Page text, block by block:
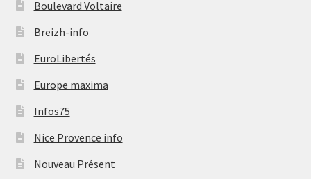
Boulevard Voltaire
Breizh-info
EuroLibertés
Europe maxima
Infos75
Nice Provence info
Nouveau Présent